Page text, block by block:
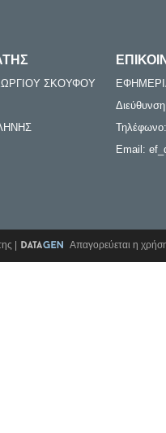
ΣΚΟΥΦΟΥ
Email:
| Απαγορεύεται η